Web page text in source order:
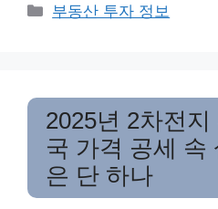
Categories
부동산 투자 정보
2025년 2차전
국 가격 공세 속
은 단 하나